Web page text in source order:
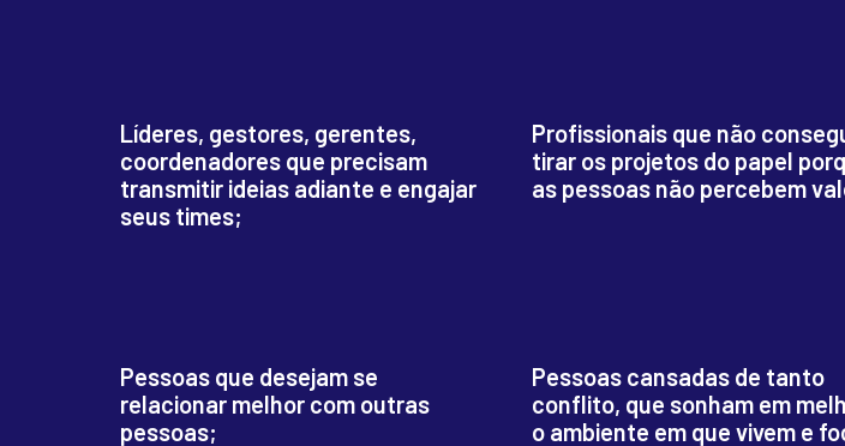
Líderes, gestores, gerentes,
coordenadores que precisam
transmitir ideias adiante e engajar
seus times;
Profissionais que não
tirar os projetos do papel
as pessoas não percebem
Pessoas que desejam se
relacionar melhor com outras
pessoas;
Pessoas cansadas de tanto
conflito, que sonham em
o ambiente em que vivem e